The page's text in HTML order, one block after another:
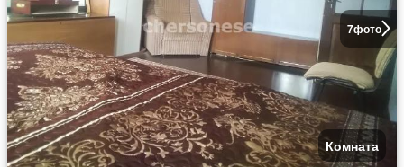
7фото
Комната